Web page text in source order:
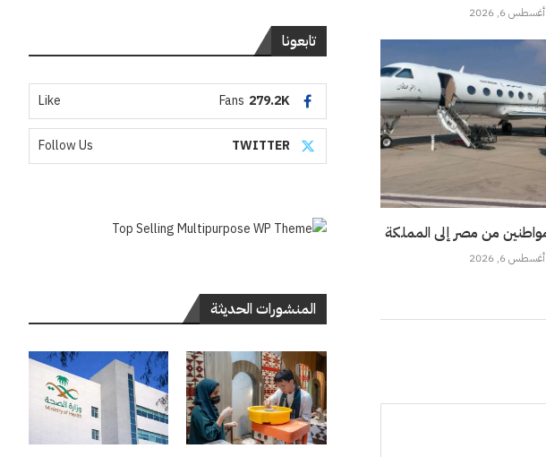
أغسطس 6, 2026
أغسطس 6, 2026
تابعونا
279.2K
Fans
Like
TWITTER
Follow Us
المنشورات الحديثة